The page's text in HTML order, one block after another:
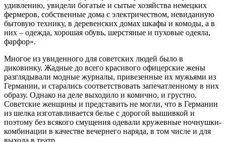
удивлению, увидели богатые и сытые хозяйства немецких
фермеров, собственные дома с электричеством, невиданную
бытовую технику, в деревенских домах шкафы и комоды, а в
них – одежда, хорошая обувь, шерстяные и пуховые одеяла,
фарфор».
Многое из увиденного для советских людей было в
диковинку. Жадные до всего красивого офицерские жены
разглядывали модные журналы, привезенные их мужьями из
Германии, и старались соответствовать запечатленному в них
образу. Однако на деле выходило и комично, и грустно.
Советские женщины и представить не могли, что в Германии
из шелка изготавливается белье с дорогой вышивкой и
поэтому без всякого смущения одевали кружевные ночнушки-
комбинации в качестве вечернего наряда, в том числе и для